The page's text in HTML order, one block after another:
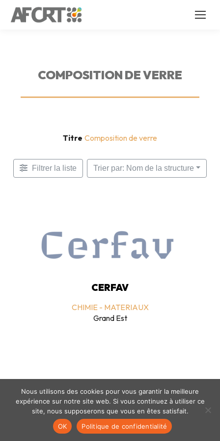
COMPOSITION DE VERRE
Titre Composition de verre
Filtrer la liste Trier par: Nom de la structure
CERFAV
CHIMIE - MATERIAUX
Grand Est
Mentions légales- politique de confidentialité- © coclico 2026
Nous utilisons des cookies pour vous garantir la meilleure
expérience sur notre site web. Si vous continuez à utiliser ce
site, nous supposerons que vous en êtes satisfait.
OK
Politique de confidentialité